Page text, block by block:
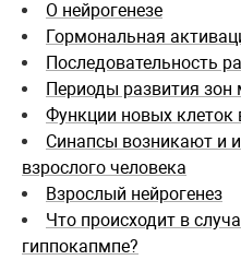
О нейрогенезе
Гормональная
Последовательность
Периоды развития зон
Функции новых клеток
Синапсы возникают и
взрослого человека
Взрослый нейрогенез
Что происходит в
гиппокапмпе?